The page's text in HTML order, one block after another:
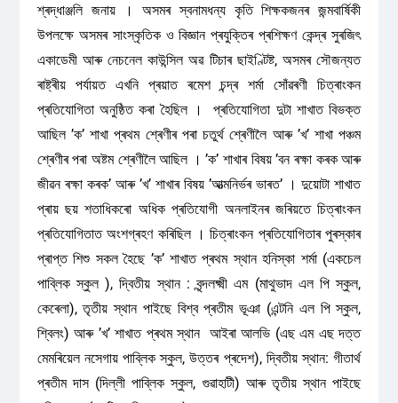
শ্ৰদ্ধাঞ্জলি জনায় । অসমৰ স্বনামধন্য কৃতি শিক্ষকজনৰ জন্মবাৰ্ষিকী
উপলক্ষে অসমৰ সাংস্কৃতিক ও বিজ্ঞান প্ৰযুক্তিৰ প্ৰশিক্ষণ কেন্দ্ৰ সুৰজিৎ
একাডেমী আৰু নেচনেল কাউন্সিল অৱ টিচাৰ ছাইণ্টিষ্ট, অসমৰ সৌজন্যত
ৰাষ্ট্ৰীয় পৰ্যায়ত এখনি প্ৰয়াত ৰমেশ চন্দ্ৰ শৰ্মা সোঁৱৰণী চিত্ৰাংকন
প্ৰতিযোগিতা অনুষ্ঠিত কৰা হৈছিল । প্ৰতিযোগিতা দুটা শাখাত বিভক্ত
আছিল ’ক’ শাখা প্ৰথম শ্ৰেণীৰ পৰা চতুৰ্থ শ্ৰেণীলৈ আৰু ’খ’ শাখা পঞ্চম
শ্ৰেণীৰ পৰা অষ্টম শ্ৰেণীলৈ আছিল । ’ক’ শাখাৰ বিষয় ’বন ৰক্ষা কৰক আৰু
জীৱন ৰক্ষা কৰক’ আৰু ’খ’ শাখাৰ বিষয় ’আত্মনিৰ্ভৰ ভাৰত’ । দুয়োটা শাখাত
প্ৰায় ছয় শতাধিকৰো অধিক প্ৰতিযোগী অনলাইনৰ জৰিয়তে চিত্ৰাংকন
প্ৰতিযোগিতাত অংশগ্ৰহণ কৰিছিল । চিত্ৰাংকন প্ৰতিযোগিতাৰ পুৰস্কাৰ
প্ৰাপ্ত শিশু সকল হৈছে ’ক’ শাখাত প্ৰথম স্থান হনিস্কা শৰ্মা (একচেল
পাব্লিক স্কুল ), দ্বিতীয় স্থান : বৃন্দলক্ষ্মী এম (মাথুভাদ এল পি স্কুল,
কেৰেলা), তৃতীয় স্থান পাইছে বিশ্ব প্ৰতীম ভূঞা (এন্টনি এল পি স্কুল,
শ্বিলং) আৰু ’খ’ শাখাত প্ৰথম স্থান আইৰা আলভি (এছ এম এছ দত্ত
মেমৰিয়েল নসেগায় পাব্লিক স্কুল, উত্তৰ প্ৰদেশ), দ্বিতীয় স্থান: গীতাৰ্থ
প্ৰতীম দাস (দিল্লী পাব্লিক স্কুল, গুৱাহাটী) আৰু তৃতীয় স্থান পাইছে